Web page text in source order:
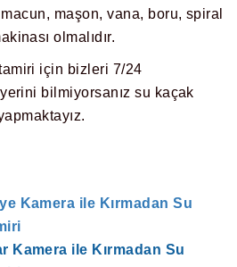
macun, maşon, vana, boru, spiral
olmalıdır.
için bizleri 7/24
bilmiyorsanız su kaçak
Kamera ile Kırmadan Su
Kamera ile Kırmadan Su